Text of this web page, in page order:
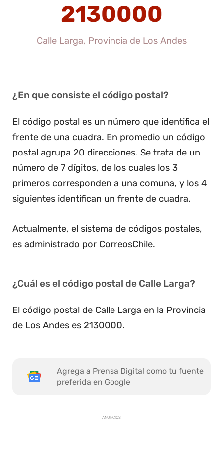
2130000
Calle Larga, Provincia de Los Andes
¿En que consiste el código postal?
El código postal es un número que identifica el
frente de una cuadra. En promedio un código
postal agrupa 20 direcciones. Se trata de un
número de 7 dígitos, de los cuales los 3
primeros corresponden a una comuna, y los 4
siguientes identifican un frente de cuadra.
Actualmente, el sistema de códigos postales,
es administrado por CorreosChile.
¿Cuál es el código postal de Calle Larga?
El código postal de Calle Larga en la Provincia
de Los Andes es 2130000.
Agrega a Prensa Digital como tu fuente
preferida en Google
ANUNCIOS